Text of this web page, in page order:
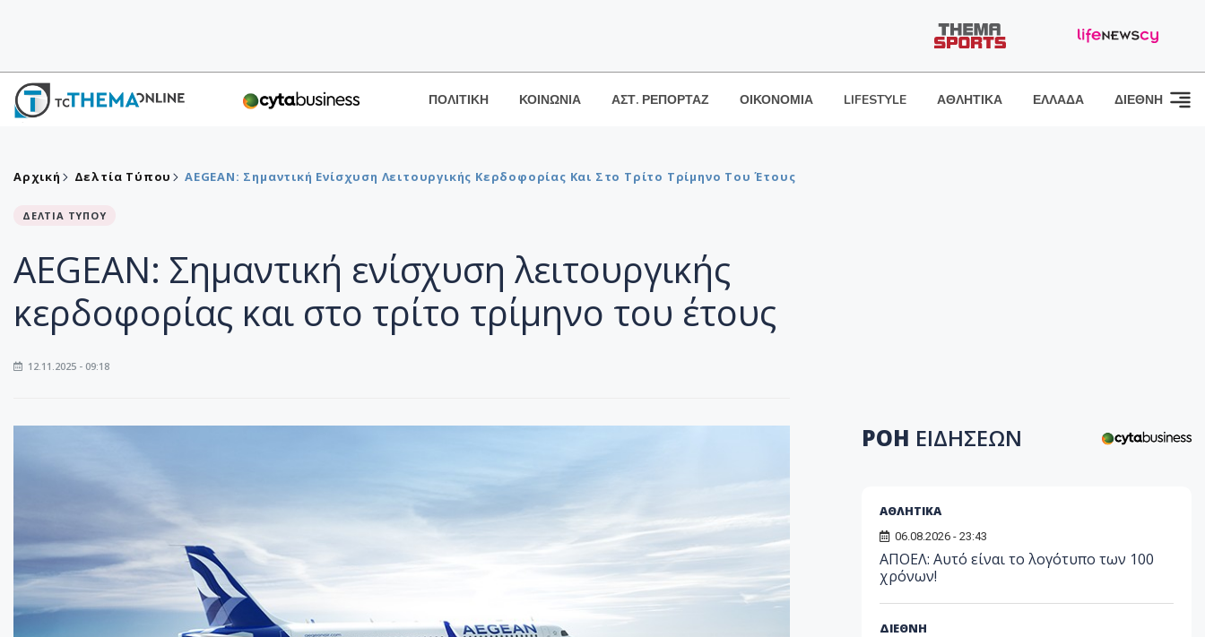
ΠΟΛΙΤΙΚΗ ΚΟΙΝΩΝΙΑ ΑΣΤ. ΡΕΠΟΡΤΑΖ ΟΙΚΟΝΟΜΙΑ LIFESTYLE ΑΘΛΗΤΙΚΑ ΕΛΛΑΔΑ ΔΙΕΘΝΗ
Αρχική Δελτία Τύπου AEGEAN: Σημαντική Ενίσχυση Λειτουργικής Κερδοφορίας Και Στο Τρίτο Τρίμηνο Του Έτους
ΔΕΛΤΙΑ ΤΥΠΟΥ
AEGEAN: Σημαντική ενίσχυση λειτουργικής
κερδοφορίας και στο τρίτο τρίμηνο του έτους
12.11.2025 - 09:18
ΡΟΗ ΕΙΔΗΣΕΩΝ
ΑΘΛΗΤΙΚΑ
06.08.2026 - 23:43
ΑΠΟΕΛ: Αυτό είναι το λογότυπο των 100
χρόνων!
ΔΙΕΘΝΗ